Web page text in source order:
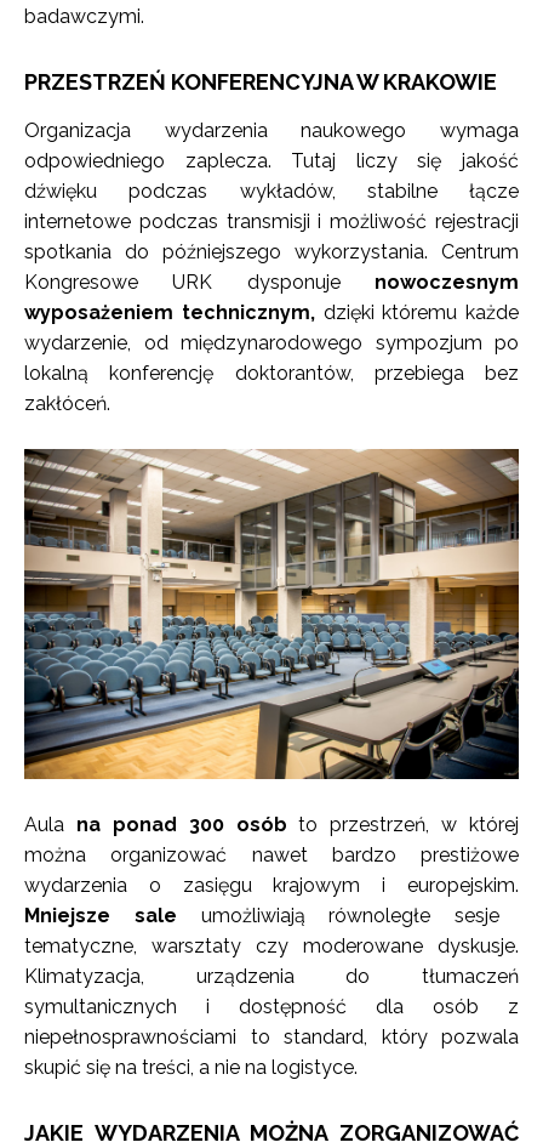
badawczymi.
PRZESTRZEŃ KONFERENCYJNA W KRAKOWIE
Organizacja wydarzenia naukowego wymaga
odpowiedniego zaplecza. Tutaj liczy się jakość
dźwięku podczas wykładów, stabilne łącze
internetowe podczas transmisji i możliwość rejestracji
spotkania do późniejszego wykorzystania. Centrum
Kongresowe URK dysponujenowoczesnym
wyposażeniem technicznym,dzięki któremu każde
wydarzenie, od międzynarodowego sympozjum po
lokalną konferencję doktorantów, przebiega bez
zakłóceń.
Aula na ponad 300 osób to przestrzeń, w której
można organizować nawet bardzo prestiżowe
wydarzenia o zasięgu krajowym i europejskim.
Mniejsze sale umożliwiają równoległe sesje
tematyczne, warsztaty czy moderowane dyskusje.
Klimatyzacja, urządzenia do tłumaczeń
symultanicznych i dostępność dla osób z
niepełnosprawnościami to standard, który pozwala
skupić się na treści, a nie na logistyce.
JAKIE WYDARZENIA MOŻNA ZORGANIZOWAĆ